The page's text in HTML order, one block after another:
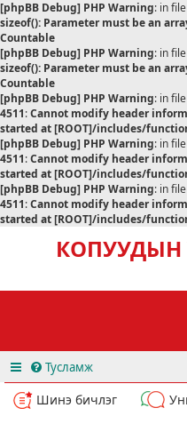
[phpBB Debug] PHP Warning: in file
sizeof(): Parameter must be an
Countable
[phpBB Debug] PHP Warning: in file
sizeof(): Parameter must be an
Countable
[phpBB Debug] PHP Warning: in file
4511:Cannot modify header
started at [ROOT]/includes/
[phpBB Debug] PHP Warning: in file
4511:Cannot modify header
started at [ROOT]/includes/
[phpBB Debug] PHP Warning: in file
4511:Cannot modify header
started at [ROOT]/includes/
КОПУУДЫН
Тусламж
Шинэ бичлэг